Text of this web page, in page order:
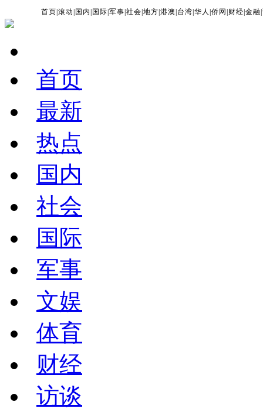
首页 |滚动 国内 国际 |军事 |社会 |地方 |港澳 台湾 |华人 |侨网 财经 |金融 |
首页
最新
热点
国内
社会
国际
军事
文娱
体育
财经
访谈